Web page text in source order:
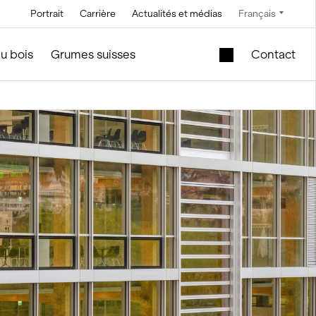
Portrait Carrière Actualités et médias Français
Service et entretien
En construction de silos et
d'installations
Technique
Technique à
saumure
Technique de
convoyage
Technique de
commande
Technique de
mesure et pesage
Offres spéciales
Cuve de levage
mobile dans le
module en bois
Nouveau bâtiment
scolaire à vendre
Modules en bois
d’occasion – Bureau
et vente
bois Grumes suisses Contact